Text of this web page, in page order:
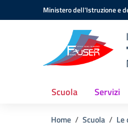
Vai ai contenuti
Vai al menu di navigazione
Ministero dell'Istruzione e
Scuola Servizi
Home Scuola Le